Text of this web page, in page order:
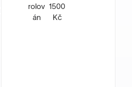
rolov
án
1500
Kč